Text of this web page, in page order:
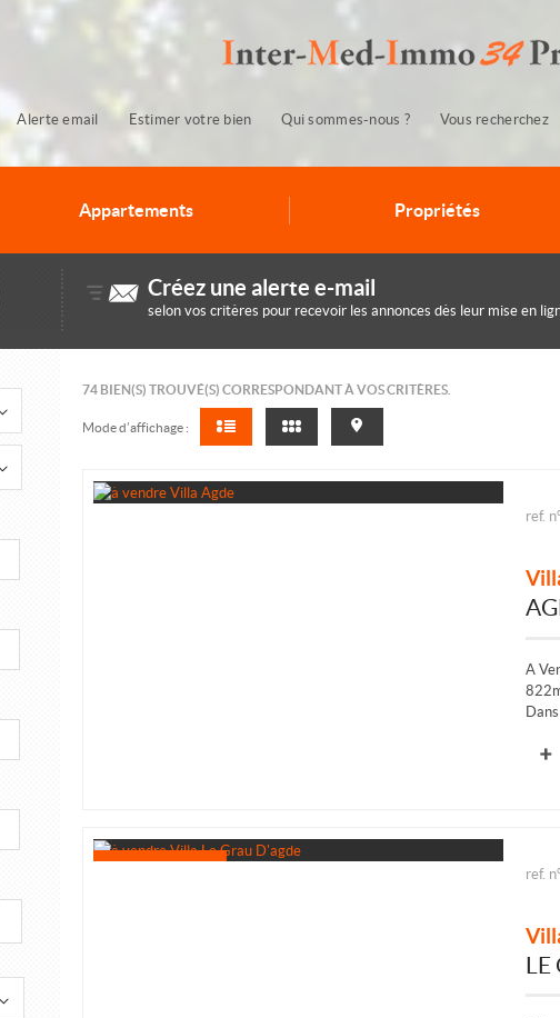
Alerte email Estimer votre bien Qui sommes-nous ? Vous recherchez
Appartements Propriétés
Créez une alerte e-mail
selon vos critères pour recevoir les annonces dès leur mise en
74 BIEN(S) TROUVÉ(S) CORRESPONDANT À VOS CRITÈRES.
Mode d’affichage :
ref.
A
ref.
LE